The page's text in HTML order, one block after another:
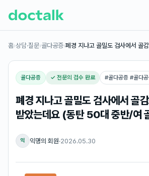
홈›상담·질문›골다공증›폐경 지나고 골밀도 검사에서 골
골다공증 ✓ 전문의 검수 완료 #골다공증 #골다공
폐경 지나고 골밀도 검사에서 골
받았는데요 (동탄 50대 중반/여
익 익명의 회원·2026.05.30